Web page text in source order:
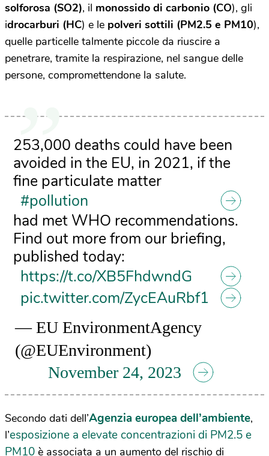
solforosa (SO2), il monossido di carbonio (CO), gli
idrocarburi (HC) e le polveri sottili (PM2.5 e PM10),
quelle particelle talmente piccole da riuscire a
penetrare, tramite la respirazione, nel sangue delle
persone, compromettendone la salute.
253,000 deaths could have been
avoided in the EU, in 2021, if the
fine particulate matter
#pollution
had met WHO recommendations.
Find out more from our briefing,
published today:
https://t.co/XB5FhdwndG
pic.twitter.com/ZycEAuRbf1
— EU EnvironmentAgency
(@EUEnvironment)
November 24, 2023
Secondo dati dell’Agenzia europea dell’ambiente,
l’esposizione a elevate concentrazioni di PM2.5 e
PM10 è associata a un aumento del rischio di